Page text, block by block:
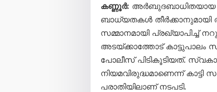
കണ്ണൂർ: അർബുദബാധിതയായ
ബാധ്യതകൾ തീർക്കാനുമായി
സമ്മാനമായി പ്രഖ്യാപിച്ച്
അടയ്ക്കാത്തോട് കാട്ടുപാലം
പോലീസ് പിടികൂടിയത്.
നിയമവിരുദ്ധമാണെന്ന്
പരാതിയിലാണ് നടപടി.